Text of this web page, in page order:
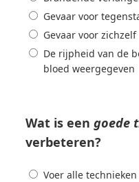
Gevaar voor
Gevaar voor zichzelf
De rijpheid van de
bloed weergegeven
Wat is een goede
verbeteren?
Voer alle